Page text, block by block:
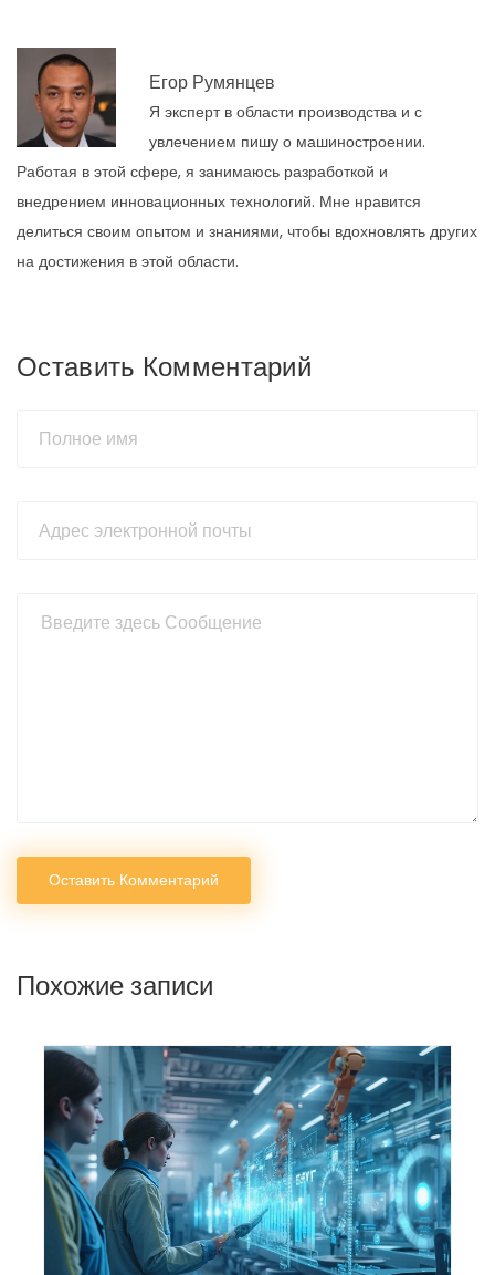
Егор Румянцев
Я эксперт в области производства и с
увлечением пишу о машиностроении.
Работая в этой сфере, я занимаюсь разработкой и
внедрением инновационных технологий. Мне нравится
делиться своим опытом и знаниями, чтобы вдохновлять других
на достижения в этой области.
Оставить Комментарий
Оставить Комментарий
Похожие записи